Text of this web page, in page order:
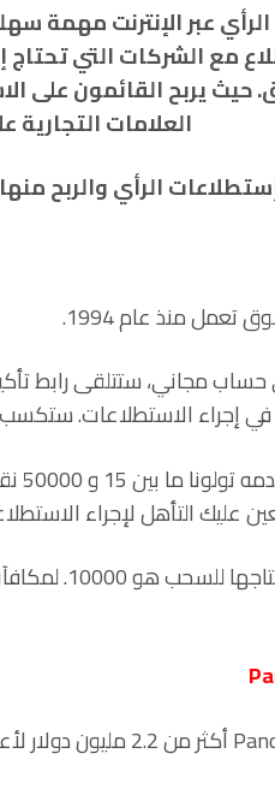
عبر الإنترنت مهمة
مع الشركات التي تحتاج
يربح القائمون على
العلامات
الرأي والربح منها
منذ عام 1994.
مجاني، ستتلقى رابط
ستكسب أيضًا 500 نقطة إضافية فقط
عليك التأهل لإجراء